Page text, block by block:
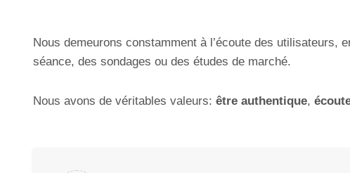
Nous demeurons constamment à l’écoute des
séance, des sondages ou des études de marché.
Nous avons de véritables valeurs: être authentique,